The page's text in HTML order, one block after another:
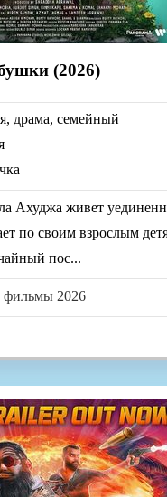
(2026)
драма, семейный
Ахуджа живет
по своим взрослым
пос...
2026